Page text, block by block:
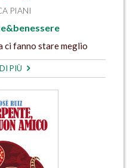
PIANI
ci fanno stare meglio
PIÙ